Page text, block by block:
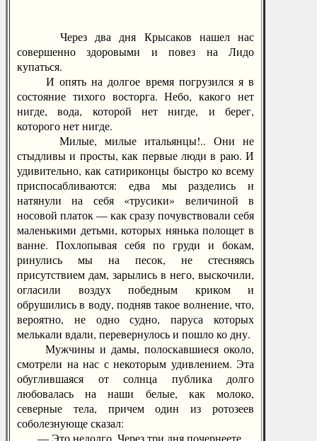
Через два дня Крысаков нашел нас
совершенно здоровыми и повез на Лидо
купаться.
И опять на долгое время погрузился я в
состояние тихого восторга. Небо, какого нет
нигде, вода, которой нет нигде, и берег,
которого нет нигде.
Милые, милые итальянцы!.. Они не
стыдливы и просты, как первые люди в раю. И
удивительно, как сатириконцы быстро ко всему
приспосабливаются: едва мы разделись и
натянули на себя «трусики» величиной в
носовой платок — как сразу почувствовали себя
маленькими детьми, которых нянька полощет в
ванне. Похлопывая себя по груди и бокам,
ринулись мы на песок, не стесняясь
присутствием дам, зарылись в него, выскочили,
огласили воздух победным криком и
обрушились в воду, подняв такое волнение, что,
вероятно, не одно судно, паруса которых
мелькали вдали, перевернулось и пошло ко дну.
Мужчины и дамы, полоскавшиеся около,
смотрели на нас с некоторым удивлением. Эта
обуглившаяся от солнца публика долго
любовалась на наши белые, как молоко,
северные тела, причем один из ротозеев
соболезнующе сказал:
— Это недолго. Через три дня почернеете.